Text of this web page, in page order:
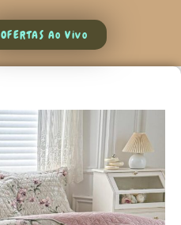
OFERTAS Ao Vivo